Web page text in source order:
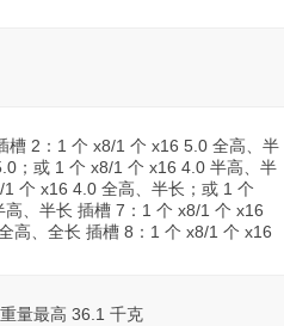
槽 2：1 个 x8/1 个 x16 5.0 全高、半
；或 1 个 x8/1 个 x16 4.0 半高、半
个 x16 4.0 全高、半长；或 1 个
、半长 插槽 7：1 个 x8/1 个 x16
高、全长 插槽 8：1 个 x8/1 个 x16
量最高 36.1 千克